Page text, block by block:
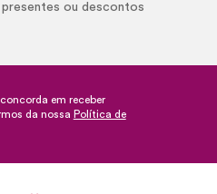
ou descontos
em receber
da nossa Política de